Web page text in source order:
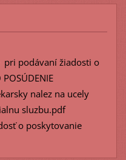
podávaní žiadosti o
nalez na ucely
sluzbu.pdf
o poskytovanie